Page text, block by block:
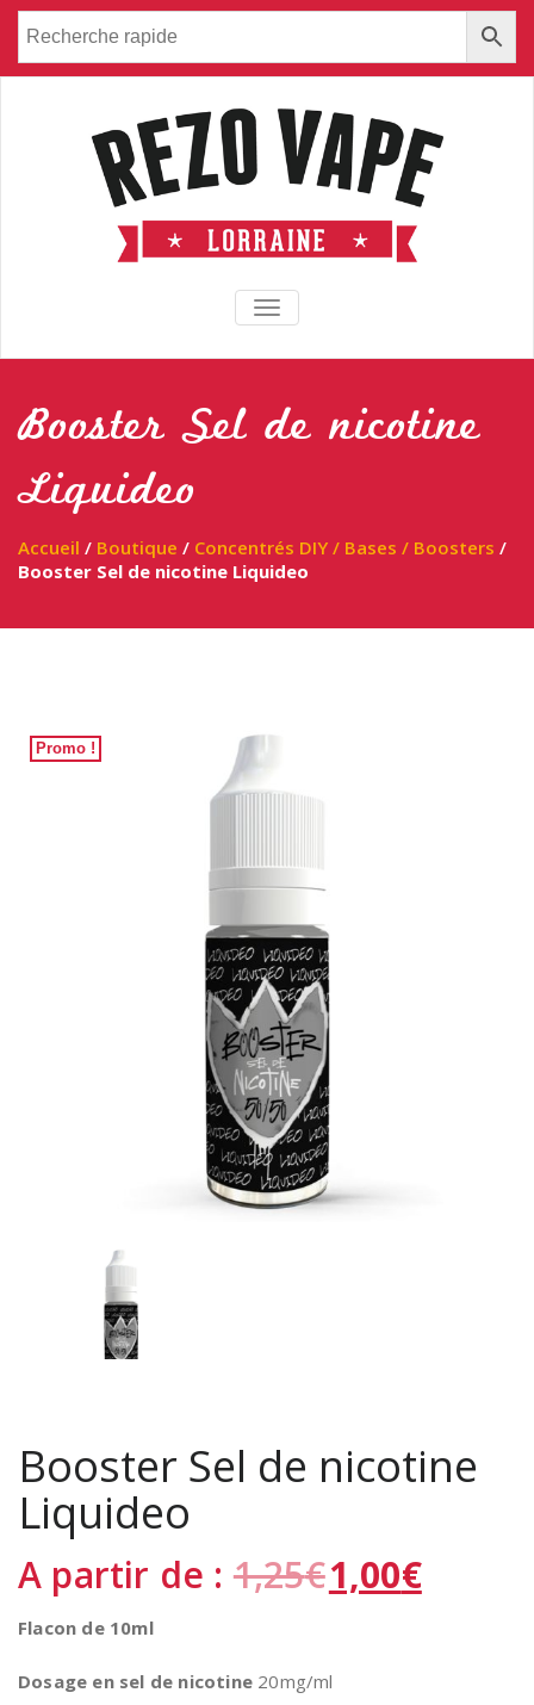
TOGGLE NAVIGATION
Booster Sel de nicotine
Liquideo
Accueil / Boutique / Concentrés DIY / Bases / Boosters /
Booster Sel de nicotine Liquideo
Promo !
Booster Sel de nicotine
Liquideo
A partir de : 1,25€1,00€
Flacon de 10ml
Dosage en sel de nicotine 20mg/ml